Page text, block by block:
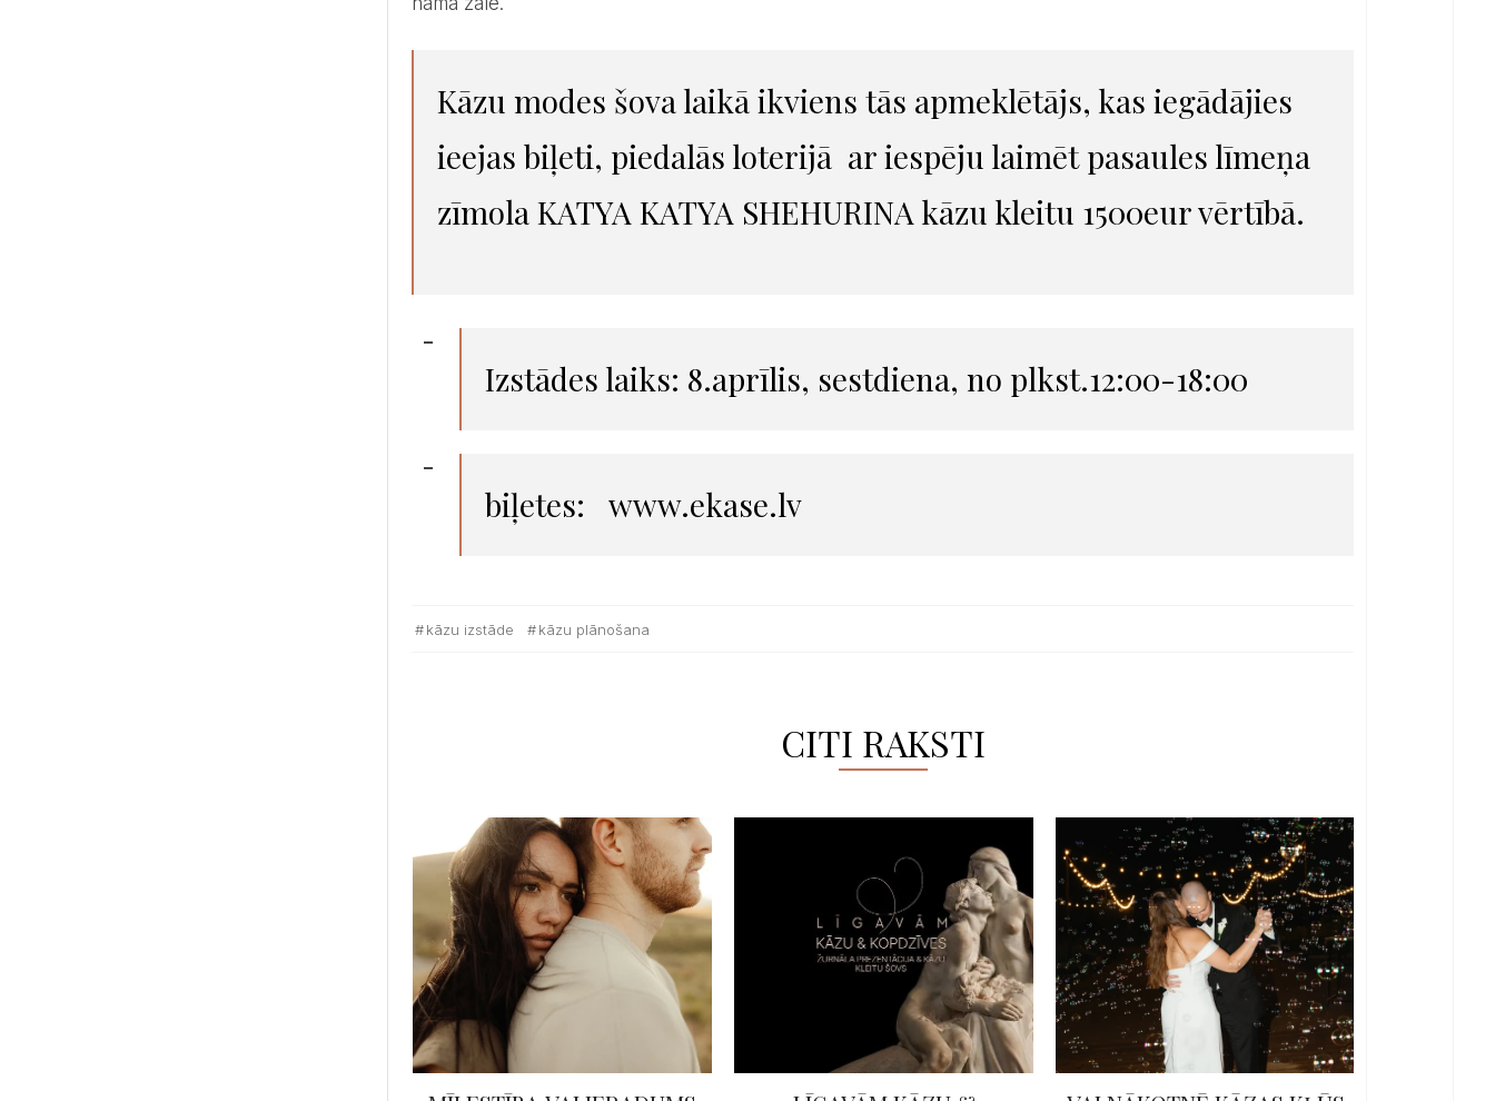
Kāzu modes šova laikā ikviens tās apmeklētājs, kas iegādājies
ieejas biļeti, piedalās loterijā ar iespēju laimēt pasaules līmeņa
zīmola KATYA KATYA SHEHURINA kāzu kleitu 1500eur vērtībā.
Izstādes laiks: 8.aprīlis, sestdiena, no plkst.12:00-18:00
biļetes: www.ekase.lv
kāzu izstāde kāzu plānošana
CITI RAKSTI